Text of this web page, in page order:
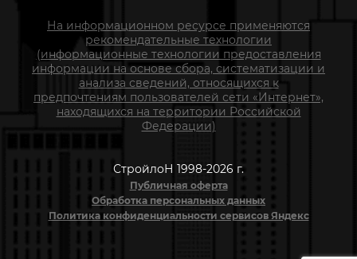
На информационном ресурсе применяются
рекомендательные технологии
(информационные технологии предоставления
информации на основе сбора, систематизации и
анализа сведений, относящихся к
предпочтениям пользователей сети «Интернет»,
находящихся на территории Российской
Федерации)
СтройлоН 1998-2026 г.
Публичная оферта
Обработка персональных данных
Политика конфиденциальности сервисов Яндекс